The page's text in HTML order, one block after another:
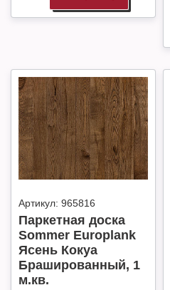
Артикул: 965816
Паркетная доска
Sommer Europlank
Ясень Кокуа
Брашированный, 1
м.кв.